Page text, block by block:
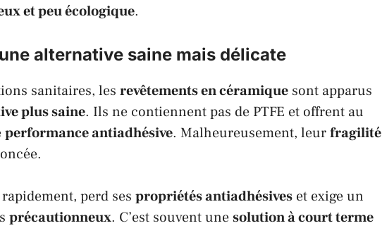
et peu écologique.
alternative saine mais délicate
sanitaires, les revêtements en céramique sont apparus
plus saine. Ils ne contiennent pas de PTFE et offrent au
performance antiadhésive. Malheureusement, leurfragilité
rapidement, perd ses propriétés antiadhésives et exige un
précautionneux. C’est souvent unesolution à court terme